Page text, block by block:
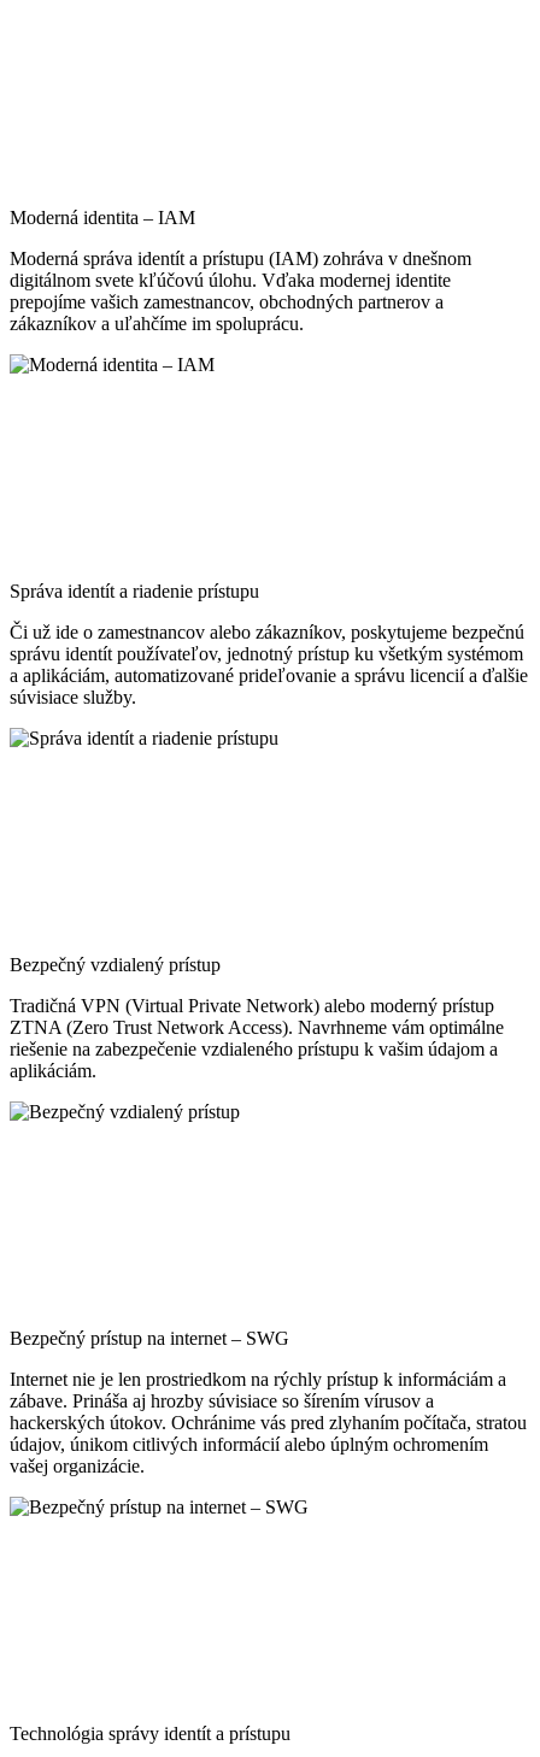
Moderná identita – IAM
Moderná správa identít a prístupu (IAM) zohráva v dnešnom
digitálnom svete kľúčovú úlohu. Vďaka modernej identite
prepojíme vašich zamestnancov, obchodných partnerov a
zákazníkov a uľahčíme im spoluprácu.
Správa identít a riadenie prístupu
Či už ide o zamestnancov alebo zákazníkov, poskytujeme bezpečnú
správu identít používateľov, jednotný prístup ku všetkým systémom
a aplikáciám, automatizované prideľovanie a správu licencií a ďalšie
súvisiace služby.
Bezpečný vzdialený prístup
Tradičná VPN (Virtual Private Network) alebo moderný prístup
ZTNA (Zero Trust Network Access). Navrhneme vám optimálne
riešenie na zabezpečenie vzdialeného prístupu k vašim údajom a
aplikáciám.
Bezpečný prístup na internet – SWG
Internet nie je len prostriedkom na rýchly prístup k informáciám a
zábave. Prináša aj hrozby súvisiace so šírením vírusov a
hackerských útokov. Ochránime vás pred zlyhaním počítača, stratou
údajov, únikom citlivých informácií alebo úplným ochromením
vašej organizácie.
Technológia správy identít a prístupu